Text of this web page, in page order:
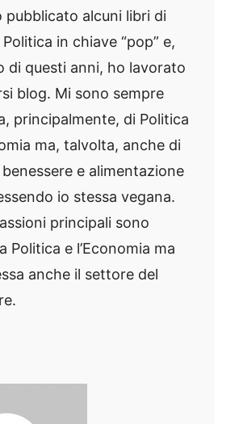
pubblicato alcuni libri di
in chiave “pop” e,
di questi anni, ho lavorato
blog. Mi sono sempre
principalmente, di Politica
ma, talvolta, anche di
e alimentazione
io stessa vegana.
principali sono
Politica e l’Economia ma
anche il settore del